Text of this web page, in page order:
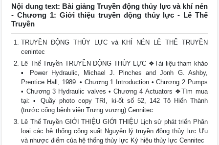
Nội dung text: Bài giảng Truyền động thủy lực và khí nén
- Chương 1: Giới thiệu truyền động thủy lực - Lê Thể
Truyền
TRUYỀN ĐỘNG THỦY LỰC và KHÍ NÉN LÊ THỂ TRUYỀN
cenintec
Lê Thể Truyền TRUYỀN ĐỘNG THỦY LỰC ❖Tài liệu tham khảo
▪ Power Hydraulic, Michael J. Pinches and Jonh G. Ashby,
Prentice Hall, 1989. • Chương 1 Introduction • Chương 2 Pumps
• Chương 3 Hydraulic valves • Chương 4 Actuators ❖Tìm mua
tại: ▪ Quầy photo copy TRI, ki-ốt số 52, 142 Tô Hiến Thành
(trước cổng bệnh viện Trưng vương) Cennitec
Lê Thể Truyền GIỚI THIỆU GIỚI THIỆU Lịch sử phát triển Phân
loại các hệ thống công suất Nguyên lý truyền động thủy lực Ưu
và nhược điểm của hệ thống thủy lực Ký hiệu thủy lực Cennitec